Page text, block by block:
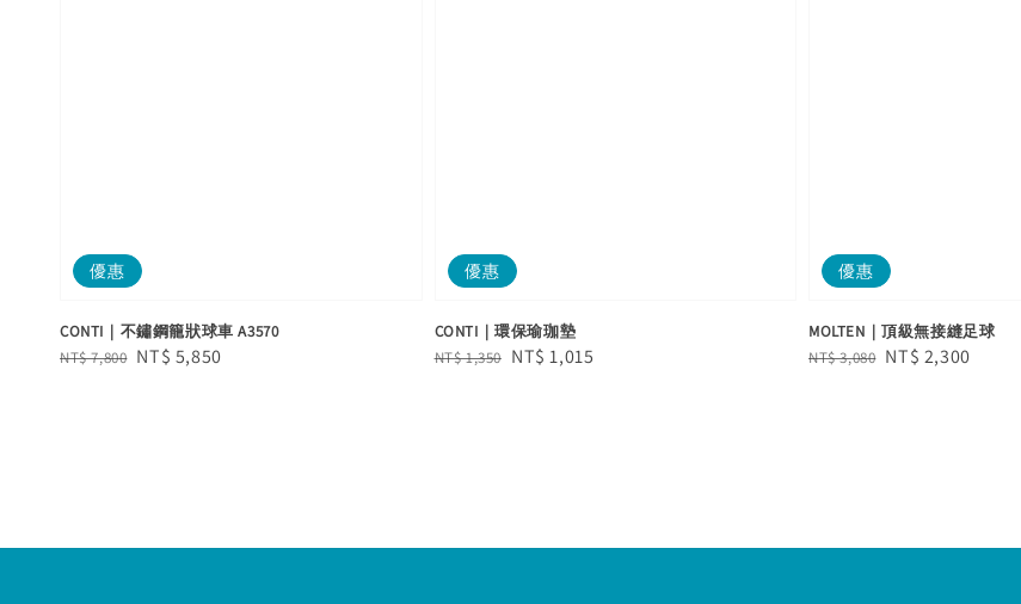
優惠
CONTI｜不鏽鋼籠狀球車 A3570
Regular
NT$ 7,800 Sale
NT$ 5,850
優惠
CONTI｜環保瑜珈墊
Regular
NT$ 1,350 Sale
NT$ 1,015
優惠
MOLTEN｜頂級無接縫足球
Regular
NT$ 3,080 Sale
NT$ 2,300